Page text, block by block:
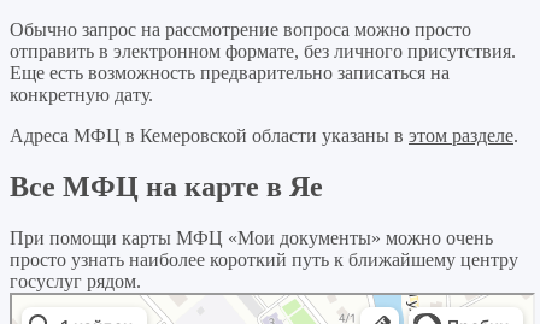
Обычно запрос на рассмотрение вопроса можно просто
отправить в электронном формате, без личного присутствия.
Еще есть возможность предварительно записаться на
конкретную дату.
Адреса МФЦ в Кемеровской области указаны в этом разделе.
Все МФЦ на карте в Яе
При помощи карты МФЦ «Мои документы» можно очень
просто узнать наиболее короткий путь к ближайшему центру
госуслуг рядом.